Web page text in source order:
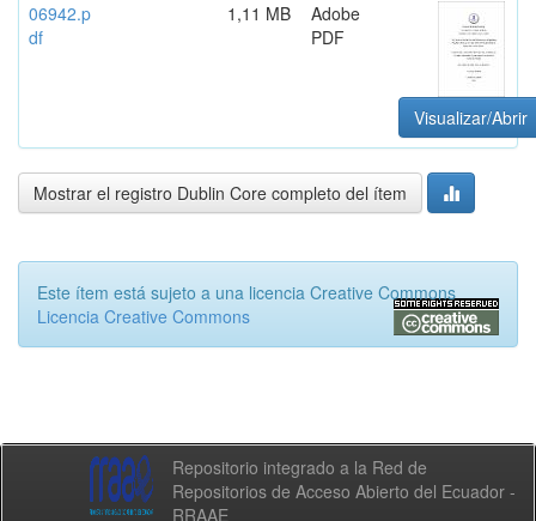
06942.p
df
1,11 MB
Adobe
PDF
Visualizar/Abrir
Mostrar el registro Dublin Core completo del ítem
Este ítem está sujeto a una licencia Creative Commons
Licencia Creative Commons
Repositorio integrado a la Red de
Repositorios de Acceso Abierto del Ecuador -
RRAAE